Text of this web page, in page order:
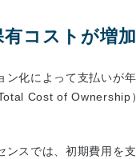
コストが増
ン化によって支払いが
Cost of Ownership
ンスでは、初期費用を